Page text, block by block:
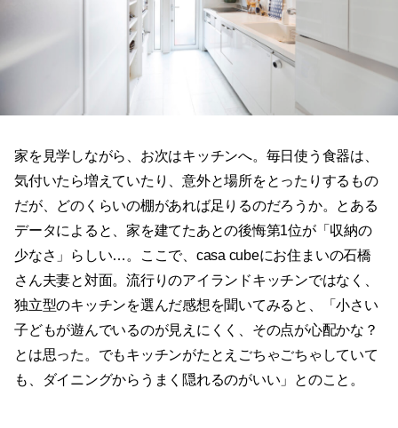
家を見学しながら、お次はキッチンへ。毎日使う食器は、
気付いたら増えていたり、意外と場所をとったりするもの
だが、どのくらいの棚があれば足りるのだろうか。とある
データによると、家を建てたあとの後悔第1位が「収納の
少なさ」らしい…。ここで、casa cubeにお住まいの石橋
さん夫妻と対面。流行りのアイランドキッチンではなく、
独立型のキッチンを選んだ感想を聞いてみると、「小さい
子どもが遊んでいるのが見えにくく、その点が心配かな？
とは思った。でもキッチンがたとえごちゃごちゃしていて
も、ダイニングからうまく隠れるのがいい」とのこと。